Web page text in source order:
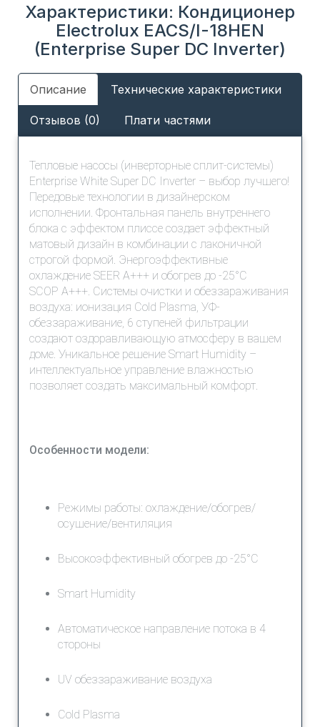
Характеристики: Кондиционер
Electrolux EACS/I-18HEN
(Enterprise Super DC Inverter)
Описание Технические характеристики
Отзывов (0) Плати частями
Тепловые насосы (инверторные сплит-системы)
Enterprise White Super DC Inverter – выбор лучшего!
Передовые технологии в дизайнерском
исполнении. Фронтальная панель внутреннего
блока с эффектом плиссе создает эффектный
матовый дизайн в комбинации с лаконичной
строгой формой. Энергоэффективные
охлаждение SEER A+++ и обогрев до -25°С
SCOP A+++. Системы очистки и обеззараживания
воздуха: ионизация Cold Plasma, УФ-
обеззараживание, 6 ступеней фильтрации
создают оздоравливающую атмосферу в вашем
доме. Уникальное решение Smart Humidity –
интеллектуальное управление влажностью
позволяет создать максимальный комфорт.
Особенности модели:
Режимы работы: охлаждение/обогрев/
осушение/вентиляция
Высокоэффективный обогрев до -25°С
Smart Humidity
Автоматическое направление потока в 4
стороны
UV обеззараживание воздуха
Cold Plasma